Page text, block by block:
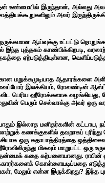
மனிதன் உண்மையில் இருந்தான்,
அவர்
ஆய்வுக்கு உட்பட்டு
புத்தகம் காண்பிக்கிறபடி,
ஏற்படுத்தியுள்ளன,
மறுக்கமுடியாத ஆதாரங்களை
இலக்கியம், ரோலண்டின்
பெரிய ஹீரோக்களாக வழங்கியது,
பெரும் செல்வாக்கு அவர் ஒரு
இல்லாத மனிதர்களின் கட்டாய,
கணக்குகளில் தவறாகப்
ஒரு கதாபாத்திரத்தை
மிகவும் மாறுபட்ட ஒரு
கதை கற்பனையானது.
கொள்ளையடிப்பதை
மேலும் என்ன இருக்கிறது? இந்த